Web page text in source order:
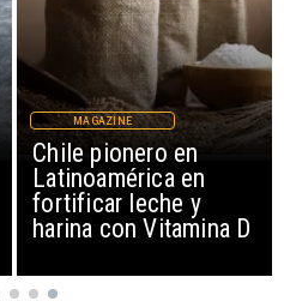
Chile pionero en
Latinoamérica en
fortificar leche y
harina con Vitamina D
MAGAZINE